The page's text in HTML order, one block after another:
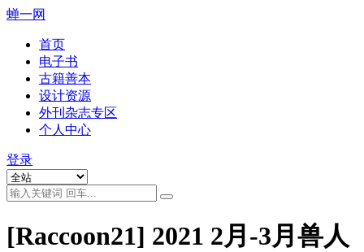
蝉一网
首页
电子书
古籍善本
设计资源
外刊杂志专区
个人中心
登录
[Raccoon21] 2021 2月-3月兽人